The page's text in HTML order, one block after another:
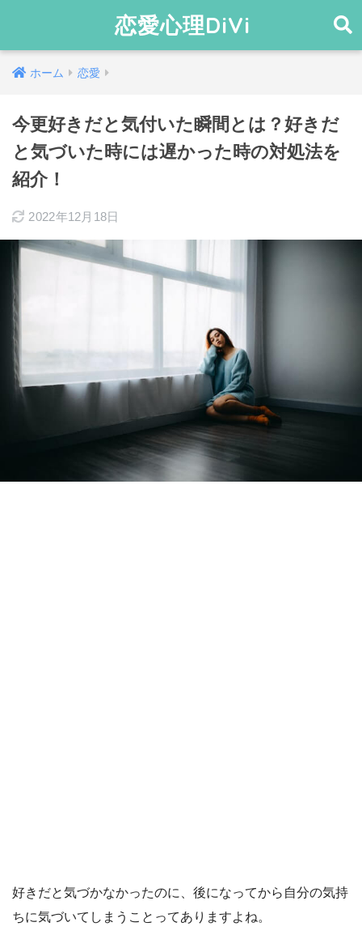
恋愛心理DiVi
ホーム 恋愛
今更好きだと気付いた瞬間とは？好きだ
と気づいた時には遅かった時の対処法を
紹介！
2022年12月18日
好きだと気づかなかったのに、後になってから自分の気持
ちに気づいてしまうことってありますよね。